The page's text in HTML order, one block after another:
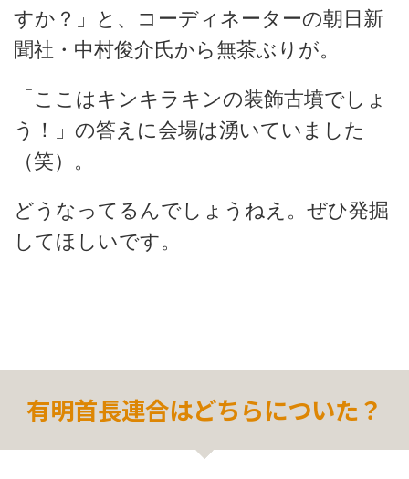
すか？」と、コーディネーターの朝日新
聞社・中村俊介氏から無茶ぶりが。
「ここはキンキラキンの装飾古墳でしょ
う！」の答えに会場は湧いていました
（笑）。
どうなってるんでしょうねえ。ぜひ発掘
してほしいです。
有明首長連合はどちらについた？